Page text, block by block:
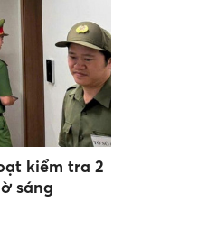
kiểm tra 2
sáng